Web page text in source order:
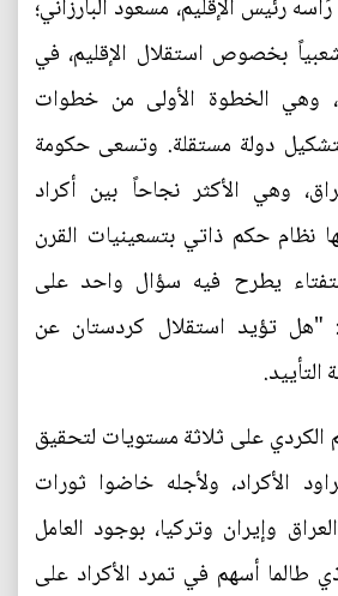
7 يونيو 2017، رَأسه رئيس الإقليم، مسعود البارزاني؛
بخصوص استقلال الإقليم، في
وهي الخطوة الأولى من خطوات
دولة مستقلة. وتسعى حكومة
وهي الأكثر نجاحاً بين أكراد
نظام حكم ذاتي بتسعينيات القرن
يطرح فيه سؤال واحد على
"هل تؤيد استقلال كردستان عن
التأييد.
الكردي على ثلاثة مستويات لتحقيق
الأكراد، ولأجله خاضوا ثورات
وإيران وتركيا، بوجود العامل
طالما أسهم في تمرد الأكراد على